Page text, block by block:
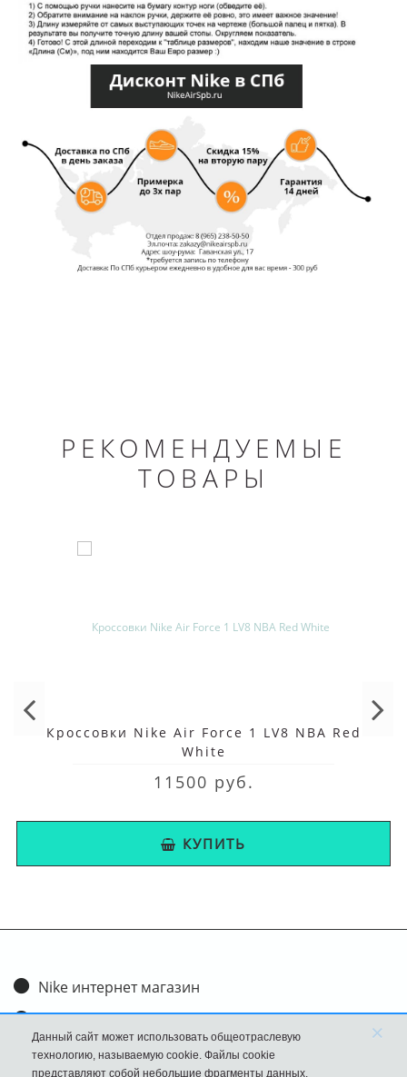
РЕКОМЕНДУЕМЫЕ
ТОВАРЫ
Кроссовки Nike Air Force 1 LV8 NBA Red
White
11500 руб.
КУПИТЬ
Nike интернет магазин
Доставка и оплата
Обмен и возврат
Данный сайт может использовать общеотраслевую
технологию, называемую cookie. Файлы cookie
представляют собой небольшие фрагменты данных,
×